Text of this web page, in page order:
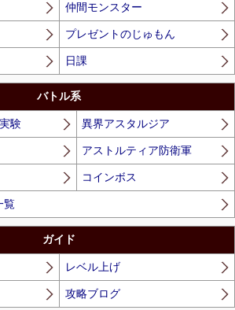
仲間モンスター
プレゼントのじゅもん
日課
バトル系
験 異界アスタルジア
アストルティア防衛軍
コインボス
覧
ガイド
レベル上げ
攻略ブログ